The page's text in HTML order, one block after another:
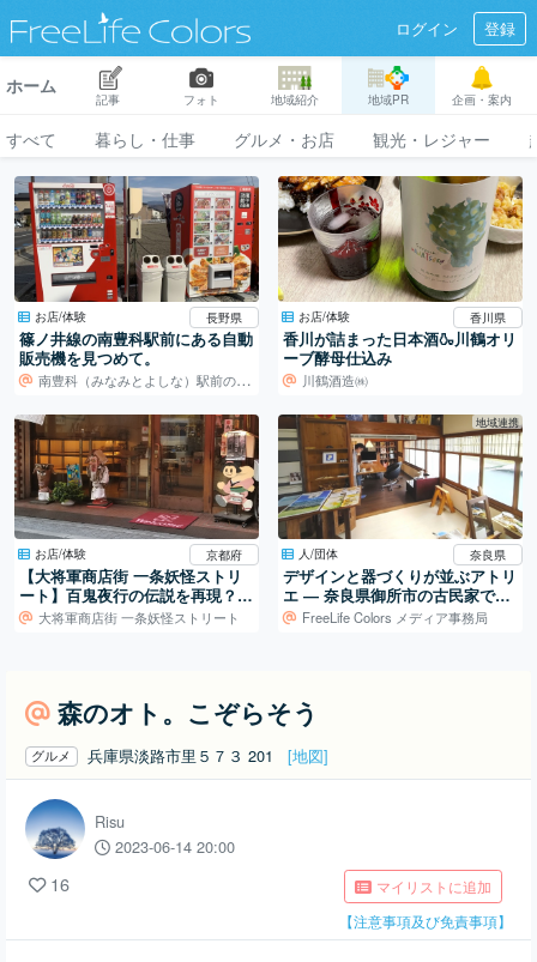
ログイン 登録
ホーム
記事 フォト 地域紹介 地域PR 企画・案内
すべて 暮らし・仕事 グルメ・お店 観光・レジャー
お店/体験 長野県
篠ノ井線の南豊科駅前にある自動
販売機を見つめて。
南豊科（みなみとよしな）駅前の自動販売機
お店/体験 香川県
香川が詰まった日本酒🍶川鶴オリ
ーブ酵母仕込み
川鶴酒造㈱
お店/体験 京都府
【大将軍商店街 一条妖怪ストリ
ート】百鬼夜行の伝説を再現？仮
装が人気のイベント
大将軍商店街 一条妖怪ストリート
地域連携
人/団体 奈良県
デザインと器づくりが並ぶアトリ
エ ― 奈良県御所市の古民家での
活動FreeLife Colors メディア事務局
森のオト。こぞらそう
グルメ 兵庫県淡路市里５７３ 201 [地図]
Risu
2023-06-14 20:00
16
マイリストに追加
【注意事項及び免責事項】